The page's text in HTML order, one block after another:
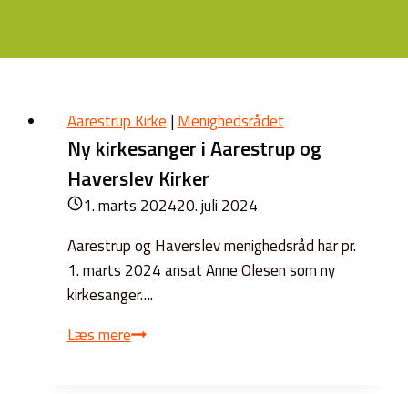
Aarestrup Kirke | Menighedsrådet
Ny kirkesanger i Aarestrup og
Haverslev Kirker
1. marts 202420. juli 2024
Aarestrup og Haverslev menighedsråd har pr.
1. marts 2024 ansat Anne Olesen som ny
kirkesanger….
Læs mereNy